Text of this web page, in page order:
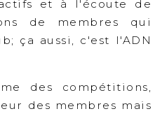
et à l'écoute de
de membres qui
ça aussi, c'est l'ADN
des compétitions,
des membres mais